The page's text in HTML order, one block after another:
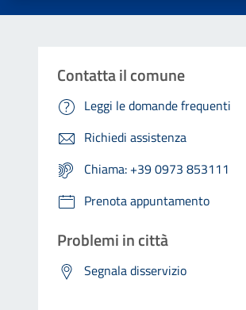
Contatta il comune
Leggi le domande frequenti
Richiedi assistenza
Chiama: +39 0973 853111
Prenota appuntamento
Problemi in città
Segnala disservizio